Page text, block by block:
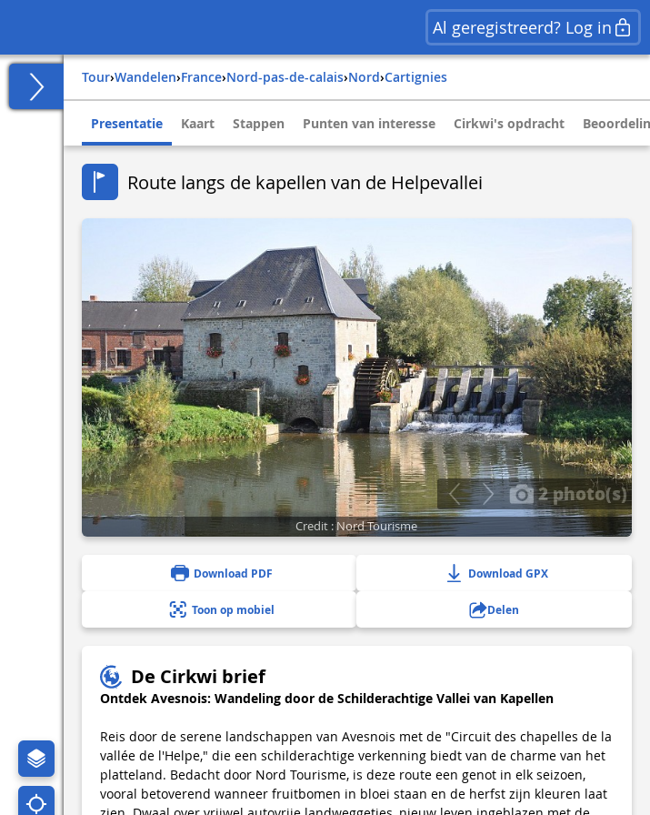
Al geregistreerd? Log in
Tour› Wandelen› france› nord-pas-de-calais› nord› cartignies
Presentatie Kaart Stappen Punten van interesse Cirkwi's opdracht
Route langs de kapellen van de Helpevallei
2 photo(s)
Credit : Nord Tourisme
Download PDF Download GPX
Toon op mobiel Delen
De Cirkwi brief
Ontdek Avesnois: Wandeling door de Schilderachtige Vallei van Kapellen
Reis door de serene landschappen van Avesnois met de "Circuit des chapelles de la
vallée de l'Helpe," die een schilderachtige verkenning biedt van de charme van het
platteland. Bedacht door Nord Tourisme, is deze route een genot in elk seizoen,
vooral betoverend wanneer fruitbomen in bloei staan en de herfst zijn kleuren laat